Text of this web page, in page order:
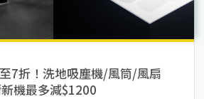
7折！洗地吸塵機/風筒/風扇
機最多減$1200